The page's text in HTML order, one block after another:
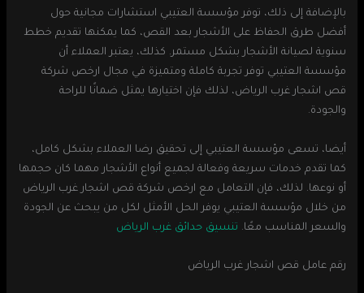
بالإضافة إلى ذلك، توفر مؤسسة العتيبي استشارات مجانية حول
أفضل طرق الحفاظ على الأشجار بعد القص، كما يمكنها تقديم خطط
سنوية لصيانة الأشجار بشكل مستمر. كذلك، يعتبر العملاء أن
مؤسسة العتيبي توفر تجربة كاملة ومتميزة في مجال ارخص شركة
قص اشجار غرب الرياض، لذلك فإن اختيارها يمثل ضمانًا للراحة
والجودة.
أيضا، تسعى مؤسسة العتيبي إلى تحقيق رضا العملاء بشكل كامل،
كما تقدم خدمات سريعة وفعالة لجميع أنواع الأشجار مهما كان حجمها
أو نوعها. لذلك، فإن التعامل مع ارخص شركة قص اشجار غرب الرياض
من خلال مؤسسة العتيبي يوفر الحل الأمثل لكل من يبحث عن الجودة
والسعر المناسب معًا. تنسيق حدائق غرب الرياض
رقم عامل قص اشجار غرب الرياض